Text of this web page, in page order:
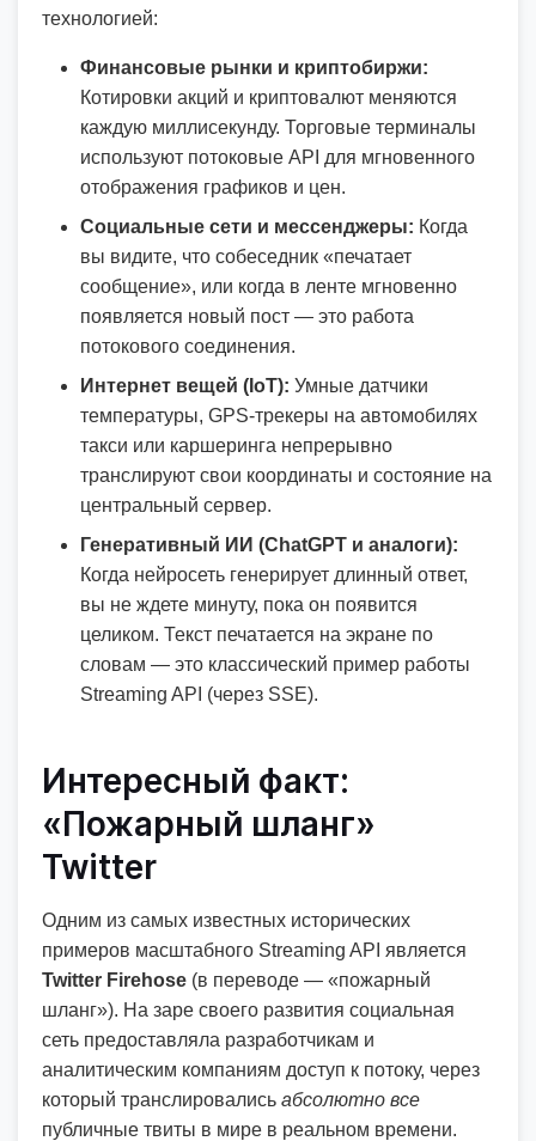
технологией:
Финансовые рынки и криптобиржи:
Котировки акций и криптовалют меняются
каждую миллисекунду. Торговые терминалы
используют потоковые API для мгновенного
отображения графиков и цен.
Социальные сети и мессенджеры: Когда
вы видите, что собеседник «печатает
сообщение», или когда в ленте мгновенно
появляется новый пост — это работа
потокового соединения.
Интернет вещей (IoT): Умные датчики
температуры, GPS-трекеры на автомобилях
такси или каршеринга непрерывно
транслируют свои координаты и состояние на
центральный сервер.
Генеративный ИИ (ChatGPT и аналоги):
Когда нейросеть генерирует длинный ответ,
вы не ждете минуту, пока он появится
целиком. Текст печатается на экране по
словам — это классический пример работы
Streaming API (через SSE).
Интересный факт:
«Пожарный шланг»
Twitter
Одним из самых известных исторических
примеров масштабного Streaming API является
Twitter Firehose (в переводе — «пожарный
шланг»). На заре своего развития социальная
сеть предоставляла разработчикам и
аналитическим компаниям доступ к потоку, через
который транслировались абсолютно все
публичные твиты в мире в реальном времени.